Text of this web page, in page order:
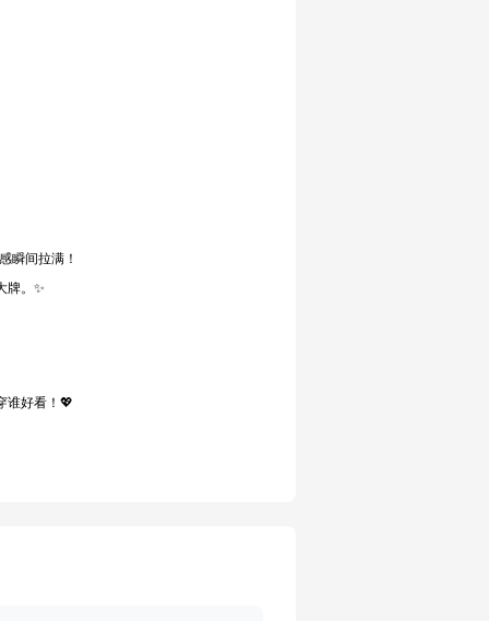
瞬间拉满！
牌。✨
谁好看！💖